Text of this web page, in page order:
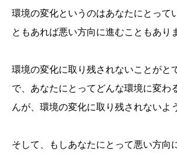
環境の変化というのはあなたにとって
ともあれば悪い方向に進むこともあり
環境の変化に取り残されないことがと
で、あなたにとってどんな環境に変わ
んが、環境の変化に取り残されないよ
そして、もしあなたにとって悪い方向